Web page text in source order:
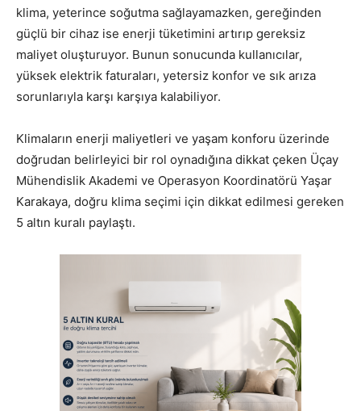
klima, yeterince soğutma sağlayamazken, gereğinden
güçlü bir cihaz ise enerji tüketimini artırıp gereksiz
maliyet oluşturuyor. Bunun sonucunda kullanıcılar,
yüksek elektrik faturaları, yetersiz konfor ve sık arıza
sorunlarıyla karşı karşıya kalabiliyor.
Klimaların enerji maliyetleri ve yaşam konforu üzerinde
doğrudan belirleyici bir rol oynadığına dikkat çeken Üçay
Mühendislik Akademi ve Operasyon Koordinatörü Yaşar
Karakaya, doğru klima seçimi için dikkat edilmesi gereken
5 altın kuralı paylaştı.